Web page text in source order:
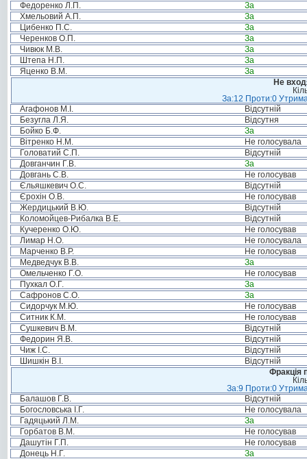
Федоренко Л.П.
За
Хмельовий А.П.
За
Цибенко П.С.
За
Черенков О.П.
За
Чивюк М.В.
За
Штепа Н.П.
За
Яценко В.М.
За
Не
За:12 Проти:0
Агафонов М.І.
Відсутній
Безугла Л.Я.
Відсутня
Бойко Б.Ф.
За
Вітренко Н.М.
Не голосувала
Головатий С.П.
Відсутній
Довганчин Г.В.
За
Довгань С.В.
Не голосував
Єльяшкевич О.С.
Відсутній
Єрохін О.В.
Не голосував
Жердицький В.Ю.
Відсутній
Коломойцев-Рибалка В.Е.
Відсутній
Кучеренко О.Ю.
Не голосував
Лимар Н.О.
Не голосувала
Марченко В.Р.
Не голосував
Медведчук В.В.
За
Омельченко Г.О.
Не голосував
Пухкал О.Г.
За
Сафронов С.О.
За
Сидорчук М.Ю.
Не голосував
Ситник К.М.
Не голосував
Сушкевич В.М.
Відсутній
Федорин Я.В.
Відсутній
Чиж І.С.
Відсутній
Шишкін В.І.
Відсутній
Фракція
За:9 Проти:0
Балашов Г.В.
Відсутній
Богословська І.Г.
Не голосувала
Гадяцький Л.М.
За
Горбатов В.М.
Не голосував
Дашутін Г.П.
Не голосував
Донець Н.Г.
За